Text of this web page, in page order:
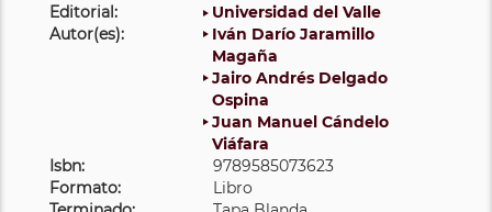
Editorial:
Universidad del Valle
Autor(es):
Iván Darío Jaramillo
Magaña
Jairo Andrés Delgado
Ospina
Juan Manuel Cándelo
Viáfara
Isbn:
9789585073623
Formato:
Libro